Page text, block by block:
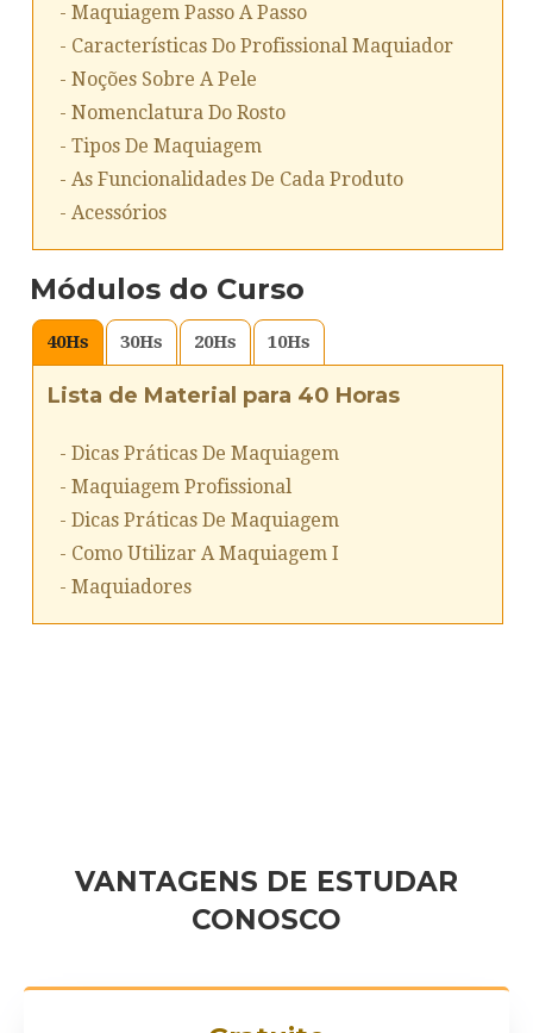
- Maquiagem Passo A Passo
- Características Do Profissional Maquiador
- Noções Sobre A Pele
- Nomenclatura Do Rosto
- Tipos De Maquiagem
- As Funcionalidades De Cada Produto
- Acessórios
Módulos do Curso
40Hs 30Hs 20Hs 10Hs
Lista de Material para 40 Horas
- Dicas Práticas De Maquiagem
- Maquiagem Profissional
- Dicas Práticas De Maquiagem
- Como Utilizar A Maquiagem I
- Maquiadores
VANTAGENS DE ESTUDAR
CONOSCO